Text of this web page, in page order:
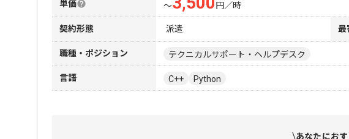
単価 〜 円／時
契約形態 派遣 最
職種・ポジション テクニカルサポート・ヘルプデスク
言語 C++ Python
あなたにお